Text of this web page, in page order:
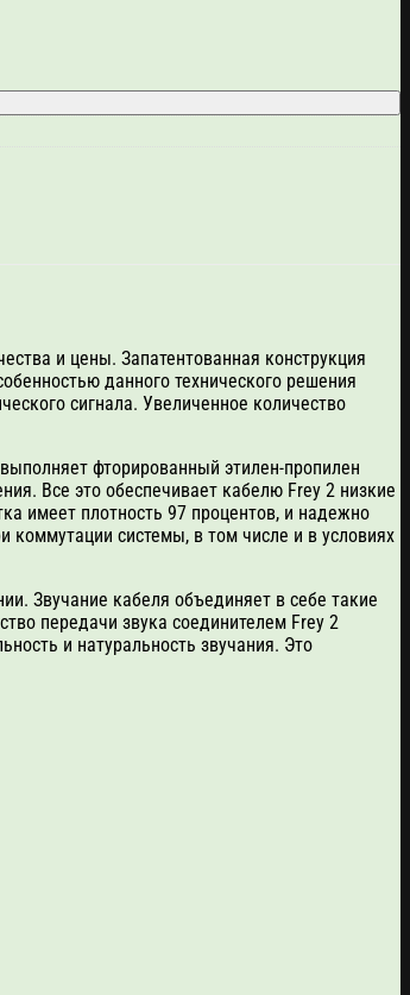
и цены. Запатентованная конструкция
данного технического решения
сигнала. Увеличенное количество
фторированный этилен-пропилен
Все это обеспечивает кабелю Frey 2 низкие
имеет плотность 97 процентов, и надежно
системы, в том числе и в условиях
Звучание кабеля объединяет в себе такие
передачи звука соединителем Frey 2
и натуральность звучания. Это